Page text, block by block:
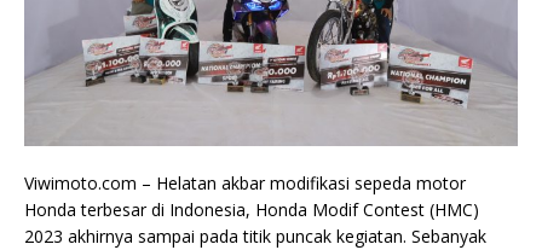
Viwimoto.com – Helatan akbar modifikasi sepeda motor
Honda terbesar di Indonesia, Honda Modif Contest (HMC)
2023 akhirnya sampai pada titik puncak kegiatan. Sebanyak